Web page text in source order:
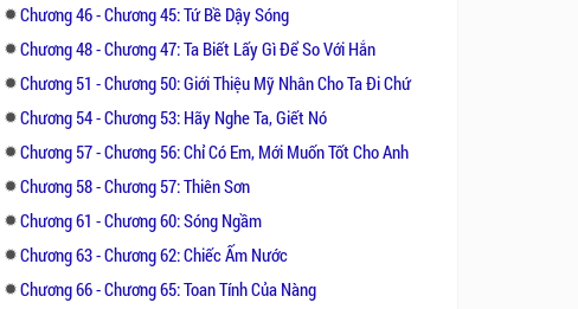
Chương 46 - Chương 45: Tứ Bề Dậy Sóng
Chương 48 - Chương 47: Ta Biết Lấy Gì Để So Với Hắn
Chương 51 - Chương 50: Giới Thiệu Mỹ Nhân Cho Ta Đi Chứ
Chương 54 - Chương 53: Hãy Nghe Ta, Giết Nó
Chương 57 - Chương 56: Chỉ Có Em, Mới Muốn Tốt Cho Anh
Chương 58 - Chương 57: Thiên Sơn
Chương 61 - Chương 60: Sóng Ngầm
Chương 63 - Chương 62: Chiếc Ấm Nước
Chương 66 - Chương 65: Toan Tính Của Nàng